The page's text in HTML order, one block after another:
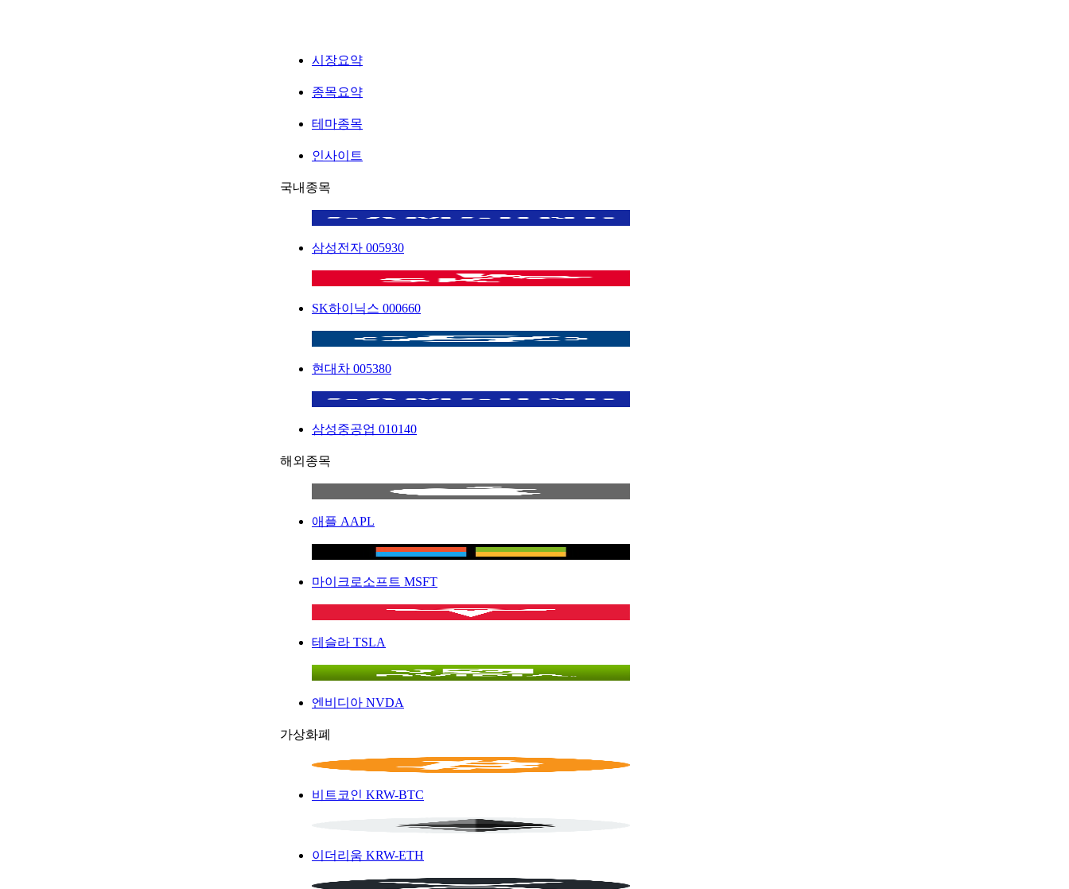
시장요약
종목요약
테마종목
인사이트
국내종목
삼성전자 005930
SK하이닉스 000660
현대차 005380
삼성중공업 010140
해외종목
애플 AAPL
마이크로소프트 MSFT
테슬라 TSLA
엔비디아 NVDA
가상화폐
비트코인 KRW-BTC
이더리움 KRW-ETH